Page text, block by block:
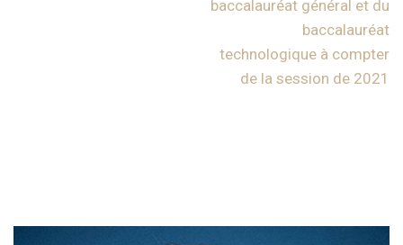
baccalauréat général et du
baccalauréat
technologique à compter
de la session de 2021